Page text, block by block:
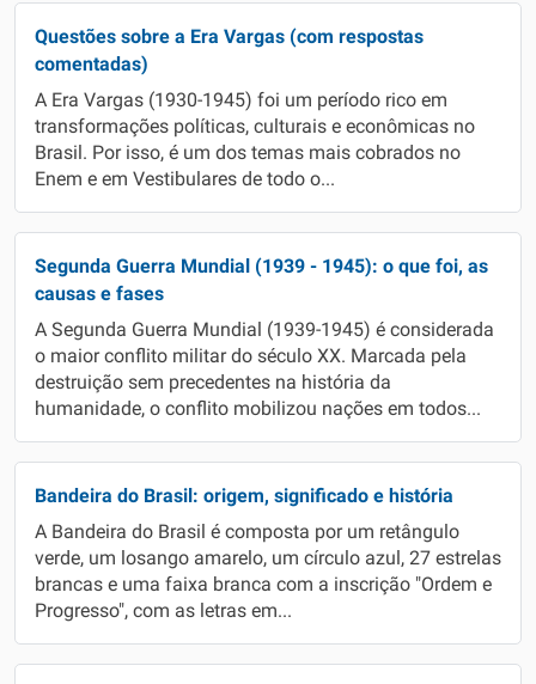
Questões sobre a Era Vargas (com respostas
comentadas)
A Era Vargas (1930-1945) foi um período rico em
transformações políticas, culturais e econômicas no
Brasil. Por isso, é um dos temas mais cobrados no
Enem e em Vestibulares de todo o...
Segunda Guerra Mundial (1939 - 1945): o que foi, as
causas e fases
A Segunda Guerra Mundial (1939-1945) é considerada
o maior conflito militar do século XX. Marcada pela
destruição sem precedentes na história da
humanidade, o conflito mobilizou nações em todos...
Bandeira do Brasil: origem, significado e história
A Bandeira do Brasil é composta por um retângulo
verde, um losango amarelo, um círculo azul, 27 estrelas
brancas e uma faixa branca com a inscrição "Ordem e
Progresso", com as letras em...